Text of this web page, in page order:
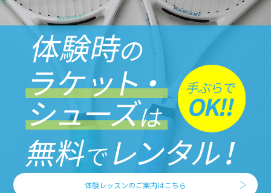
体験レッスンのご案内はこちら